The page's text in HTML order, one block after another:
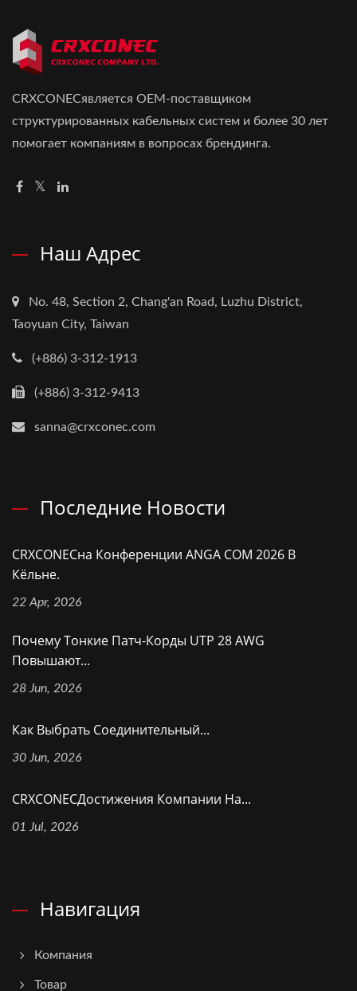
CRXCONECявляется OEM-поставщиком
структурированных кабельных систем и более 30 лет
помогает компаниям в вопросах брендинга.
Наш Адрес
No. 48, Section 2, Chang'an Road, Luzhu District,
Taoyuan City, Taiwan
(+886) 3-312-1913
(+886) 3-312-9413
sanna@crxconec.com
Последние Новости
CRXCONECна Конференции ANGA COM 2026 В
Кёльне.
22 Apr, 2026
Почему Тонкие Патч-Корды UTP 28 AWG
Повышают...
28 Jun, 2026
Как Выбрать Соединительный...
30 Jun, 2026
CRXCONECДостижения Компании На...
01 Jul, 2026
Навигация
Компания
Товар